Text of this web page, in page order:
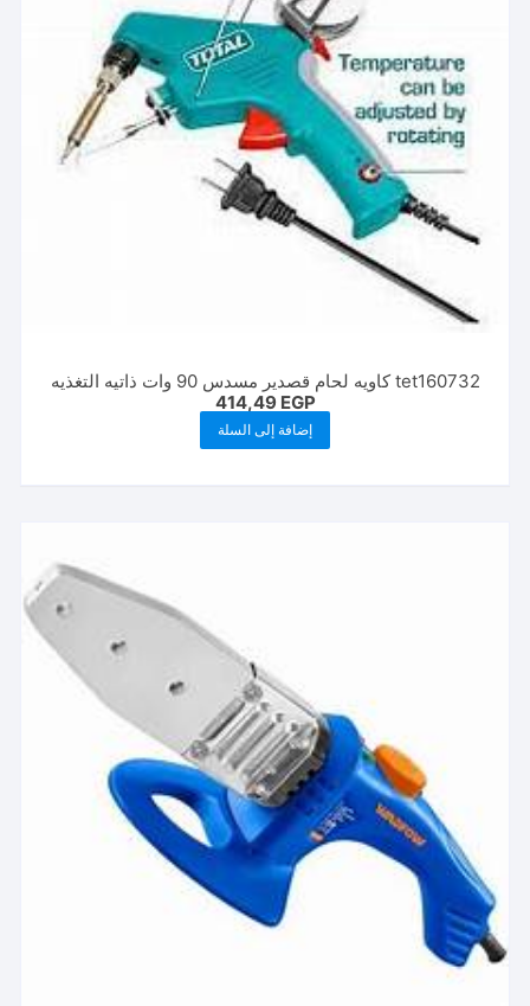
tet160732 كاويه لحام قصدير مسدس 90 وات ذاتيه التغذيه
414,49 EGP
إضافة إلى السلة